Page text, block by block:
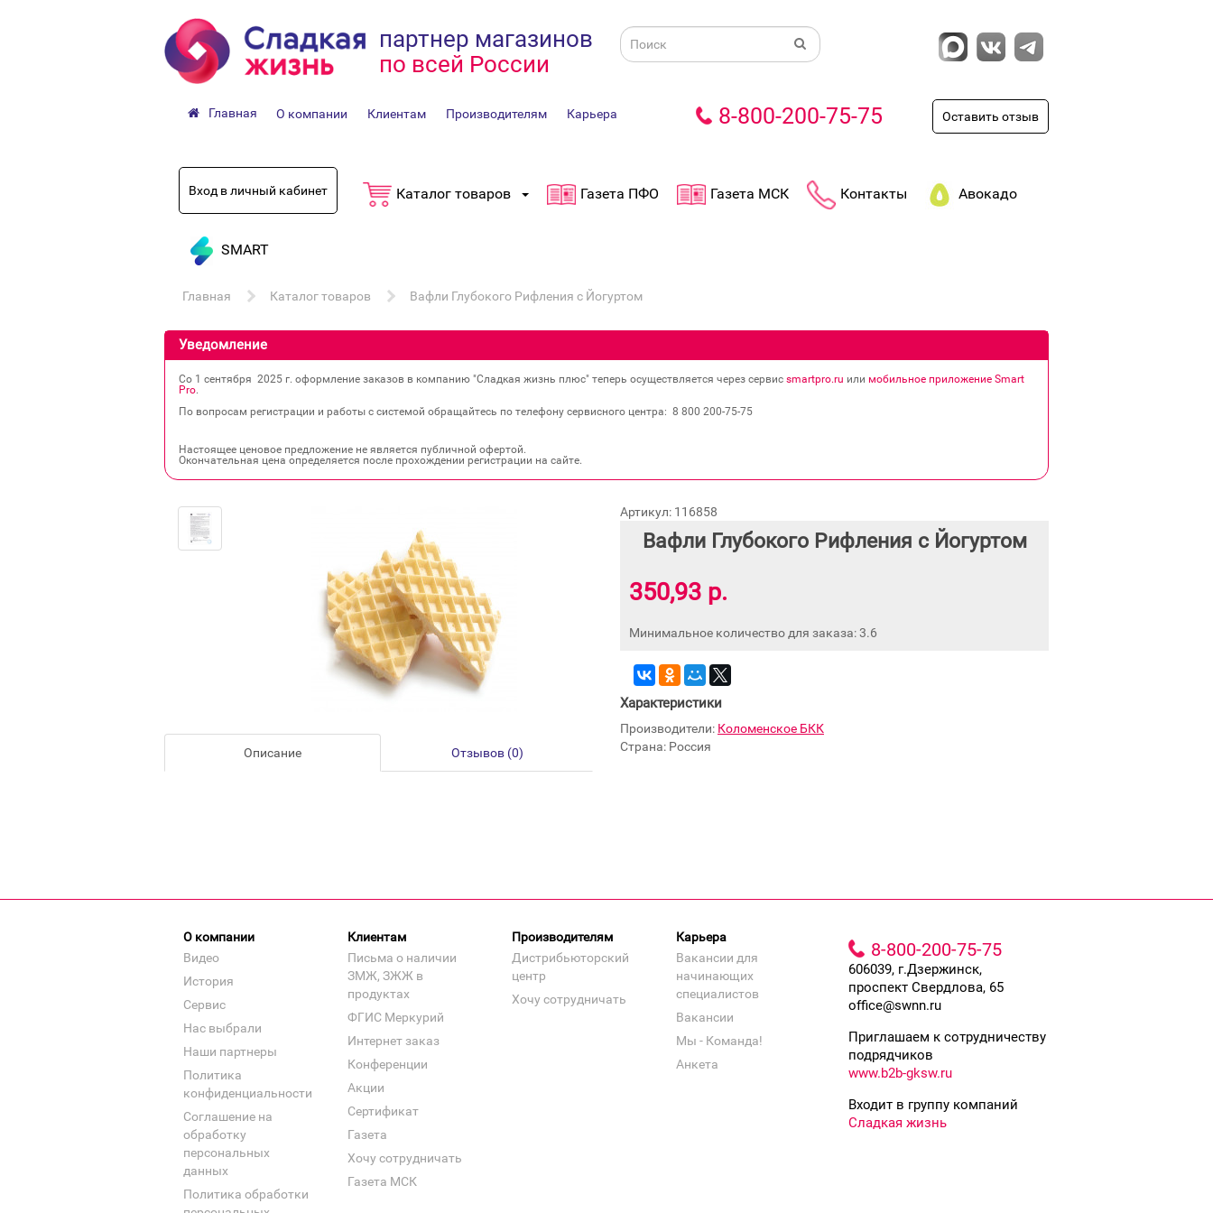
партнер магазинов
по всей России
Главная О компании Клиентам Производителям Карьера 8-800-200-75-75 Оставить отзыв
Вход в личный кабинет Каталог товаров Газета ПФО Газета МСК Контакты Авокадо
SMART
Главная Каталог товаров Вафли Глубокого Рифления с Йогуртом
Уведомление
Со 1 сентября 2025 г. оформление заказов в компанию "Сладкая жизнь плюс" теперь осуществляется через сервис smartpro.ru или мобильное приложение Smart
Pro.
По вопросам регистрации и работы с системой обращайтесь по телефону сервисного центра: 8 800 200‐75‐75
Настоящее ценовое предложение не является публичной офертой.
Окончательная цена определяется после прохождении регистрации на сайте.
Описание Отзывов (0)
Артикул: 116858
Вафли Глубокого Рифления с Йогуртом
350,93 р.
Минимальное количество для заказа: 3.6
Характеристики
Производители: Коломенское БКК
Страна: Россия
О компании
Видео
История
Сервис
Нас выбрали
Наши партнеры
Политика
конфиденциальности
Соглашение на
обработку
персональных
данных
Политика обработки
Клиентам
Письма о наличии
ЗМЖ, ЗЖЖ в
продуктах
ФГИС Меркурий
Интернет заказ
Конференции
Акции
Сертификат
Газета
Хочу сотрудничать
Газета МСК
Производителям
Дистрибьюторский
центр
Хочу сотрудничать
Карьера
Вакансии для
начинающих
специалистов
Вакансии
Мы - Команда!
Анкета
8-800-200-75-75
606039, г.Дзержинск,
проспект Свердлова, 65
office@swnn.ru
Приглашаем к сотрудничеству
подрядчиков
www.b2b-gksw.ru
Входит в группу компаний
Сладкая жизнь